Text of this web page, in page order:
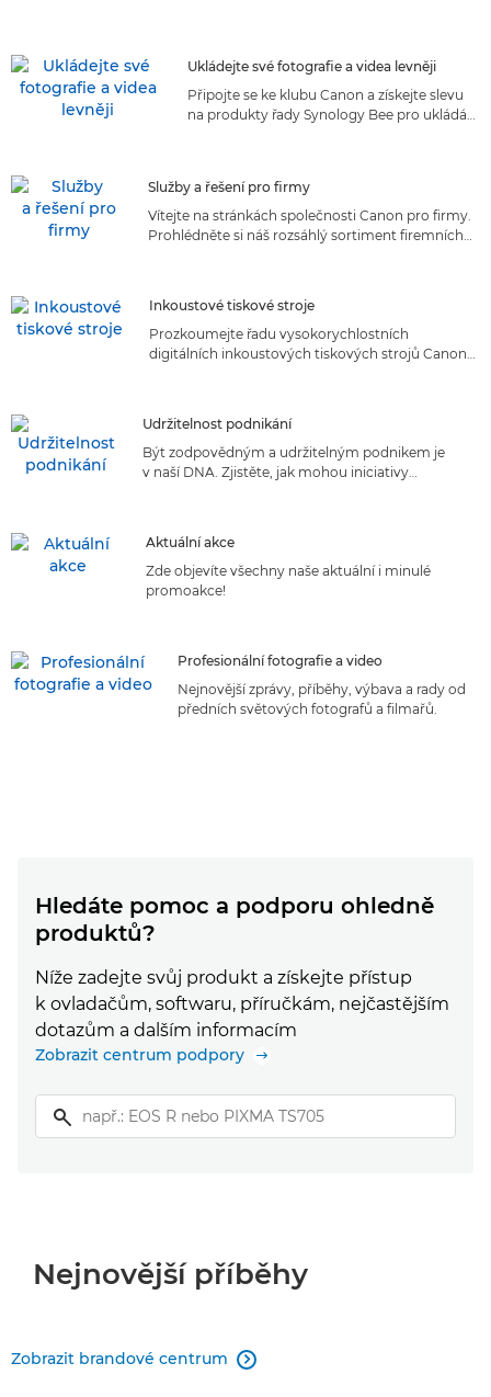
Ukládejte své fotografie a videa levněji
Připojte se ke klubu Canon a získejte slevu
na produkty řady Synology Bee pro ukládání
Služby a řešení pro firmy
Vítejte na stránkách společnosti Canon pro firmy.
Prohlédněte si náš rozsáhlý sortiment firemních
Inkoustové tiskové stroje
Prozkoumejte řadu vysokorychlostních
digitálních inkoustových tiskových strojů Canon
Udržitelnost podnikání
Být zodpovědným a udržitelným podnikem je
v naší DNA. Zjistěte, jak mohou iniciativy
Aktuální akce
Zde objevíte všechny naše aktuální i minulé
promoakce!
Profesionální fotografie a video
Nejnovější zprávy, příběhy, výbava a rady od
předních světových fotografů a filmařů.
Hledáte pomoc a podporu ohledně
produktů?
Níže zadejte svůj produkt a získejte přístup
k ovladačům, softwaru, příručkám, nejčastějším
dotazům a dalším informacím
Zobrazit centrum podpory
Nejnovější příběhy
Zobrazit brandové centrum 